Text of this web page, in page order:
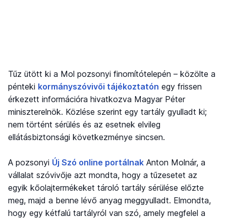
Tűz ütött ki a Mol pozsonyi finomítótelepén – közölte a
pénteki kormányszóvivői tájékoztatón egy frissen
érkezett információra hivatkozva Magyar Péter
miniszterelnök. Közlése szerint egy tartály gyulladt ki;
nem történt sérülés és az esetnek elvileg
ellátásbiztonsági következménye sincsen.
A pozsonyi Új Szó online portálnak Anton Molnár, a
vállalat szóvivője azt mondta, hogy a tűzesetet az
egyik kőolajtermékeket tároló tartály sérülése előzte
meg, majd a benne lévő anyag meggyulladt. Elmondta,
hogy egy kétfalú tartályról van szó, amely megfelel a